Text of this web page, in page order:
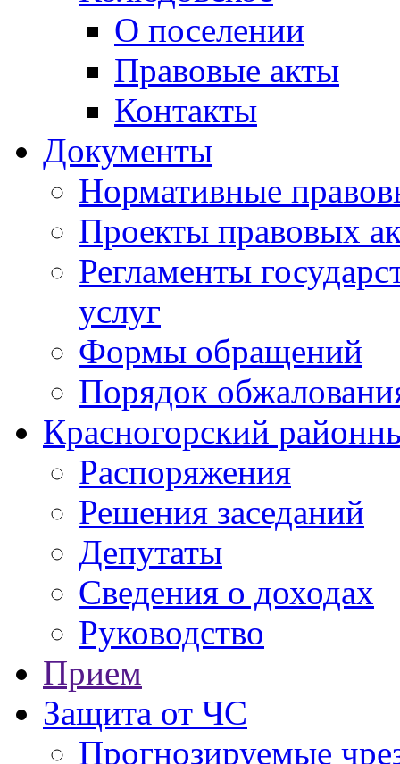
О поселении
Правовые акты
Контакты
Документы
Нормативные
Проекты правовых
Регламенты
услуг
Формы обращений
Порядок
Красногорский
Распоряжения
Решения заседаний
Депутаты
Сведения о доходах
Руководство
Прием
Защита от ЧС
Прогнозируемые